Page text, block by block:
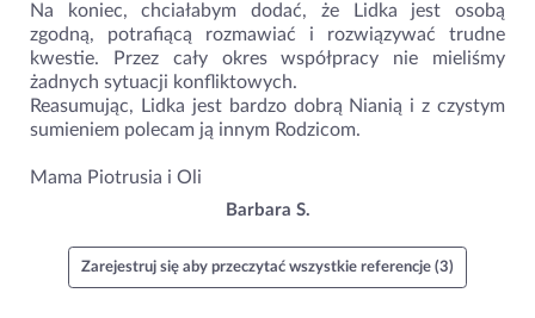
Na koniec, chciałabym dodać, że Lidka jest osobą
zgodną, potrafiącą rozmawiać i rozwiązywać trudne
kwestie. Przez cały okres współpracy nie mieliśmy
żadnych sytuacji konfliktowych.
Reasumując, Lidka jest bardzo dobrą Nianią i z czystym
sumieniem polecam ją innym Rodzicom.
Mama Piotrusia i Oli
Barbara S.
Zarejestruj się aby przeczytać wszystkie referencje (3)